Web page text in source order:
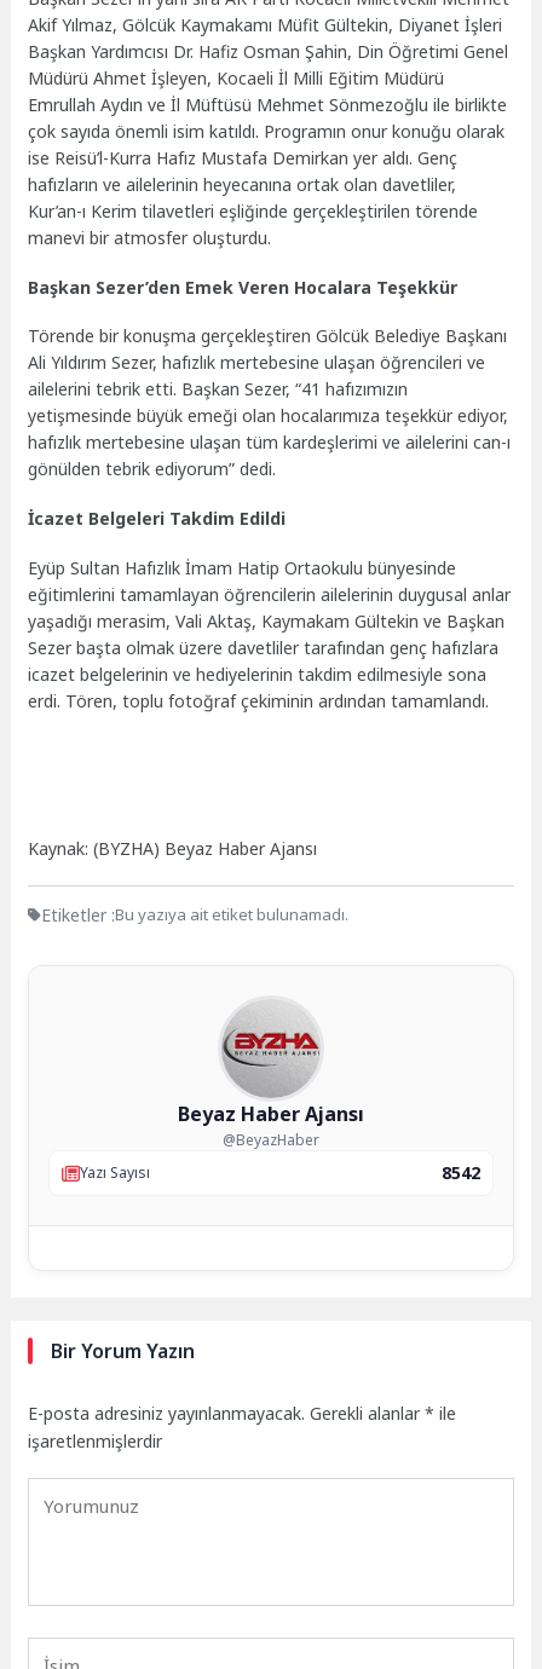
Akif Yılmaz, Gölcük Kaymakamı Müfit Gültekin, Diyanet İşleri
Başkan Yardımcısı Dr. Hafiz Osman Şahin, Din Öğretimi Genel
Müdürü Ahmet İşleyen, Kocaeli İl Milli Eğitim Müdürü
Emrullah Aydın ve İl Müftüsü Mehmet Sönmezoğlu ile birlikte
çok sayıda önemli isim katıldı. Programın onur konuğu olarak
ise Reisü’l-Kurra Hafız Mustafa Demirkan yer aldı. Genç
hafızların ve ailelerinin heyecanına ortak olan davetliler,
Kur’an-ı Kerim tilavetleri eşliğinde gerçekleştirilen törende
manevi bir atmosfer oluşturdu.
Başkan Sezer’den Emek Veren Hocalara Teşekkür
Törende bir konuşma gerçekleştiren Gölcük Belediye Başkanı
Ali Yıldırım Sezer, hafızlık mertebesine ulaşan öğrencileri ve
ailelerini tebrik etti. Başkan Sezer, “41 hafızımızın
yetişmesinde büyük emeği olan hocalarımıza teşekkür ediyor,
hafızlık mertebesine ulaşan tüm kardeşlerimi ve ailelerini can-ı
gönülden tebrik ediyorum” dedi.
İcazet Belgeleri Takdim Edildi
Eyüp Sultan Hafızlık İmam Hatip Ortaokulu bünyesinde
eğitimlerini tamamlayan öğrencilerin ailelerinin duygusal anlar
yaşadığı merasim, Vali Aktaş, Kaymakam Gültekin ve Başkan
Sezer başta olmak üzere davetliler tarafından genç hafızlara
icazet belgelerinin ve hediyelerinin takdim edilmesiyle sona
erdi. Tören, toplu fotoğraf çekiminin ardından tamamlandı.
Kaynak: (BYZHA) Beyaz Haber Ajansı
Etiketler :Bu yazıya ait etiket bulunamadı.
Beyaz Haber Ajansı
@BeyazHaber
Yazı Sayısı
8542
Bir Yorum Yazın
E-posta adresiniz yayınlanmayacak. Gerekli alanlar* ile
işaretlenmişlerdir